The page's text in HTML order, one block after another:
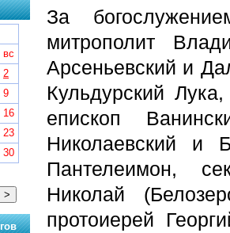
За
митрополит
Арсеньевский и
Кульдурский
епископ
Николаевский и
Пантелеимон,
Николай
протоиерей
вс
2
9
16
23
30
>